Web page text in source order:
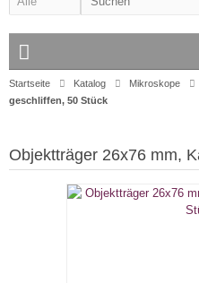
Startseite Katalog Mikroskope
geschliffen, 50 Stück
Objektträger 26x76 mm,